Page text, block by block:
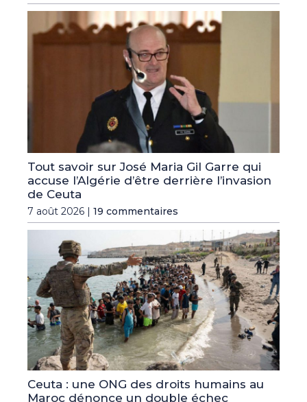
Tout savoir sur José Maria Gil Garre qui
accuse l’Algérie d’être derrière l’invasion
de Ceuta
7 août 2026 | 19 commentaires
Ceuta : une ONG des droits humains au
Maroc dénonce un double échec